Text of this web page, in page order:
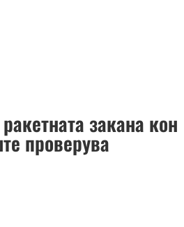
закана кон
проверува